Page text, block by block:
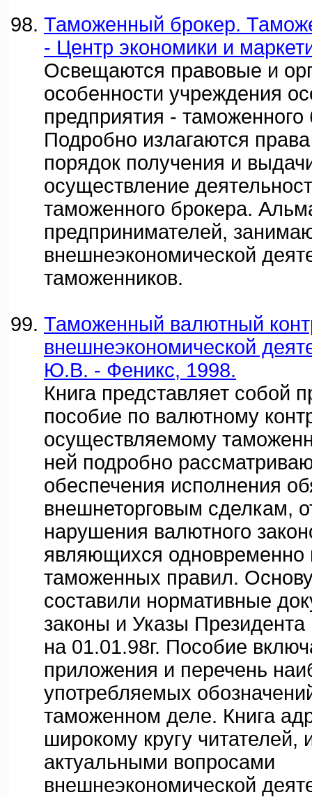
Таможенный брокер.
- Центр экономики и
Освещаются правовые и
особенности учреждения
предприятия - таможенного
Подробно излагаются
порядок получения и
осуществление
таможенного брокера.
предпринимателей,
внешнеэкономической
таможенников.
Таможенный валютный
внешнеэкономической
Ю.В. - Феникс, 1998.
Книга представляет собой
пособие по валютному
осуществляемому
ней подробно
обеспечения исполнения
внешнеторговым сделкам,
нарушения валютного
являющихся
таможенных правил.
составили нормативные
законы и Указы
на 01.01.98г. Пособие
приложения и перечень
употребляемых
таможенном деле. Книга
широкому кругу
актуальными вопросами
внешнеэкономической